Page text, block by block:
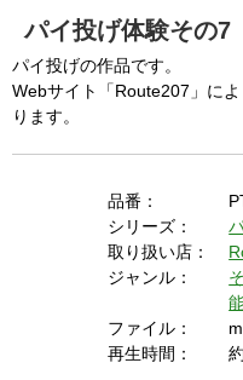
%
パイ投げ体験その
パイ投げの作品です。
Webサイト「Route207」に
ります。
品番：
シリーズ：
取り扱い店：
ジャンル：
ファイル：
再生時間：